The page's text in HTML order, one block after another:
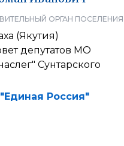
ОРГАН ПОСЕЛЕНИЯ
(Якутия)
депутатов МО
Сунтарского
Россия"